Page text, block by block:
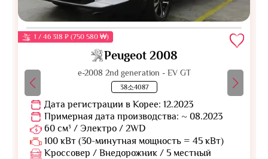
1 / 46 318 ₽ (750 580 ₩)
Peugeot 2008
e-2008 2nd generation - EV GT
38소4087
Дата регистрации в Корее: 12.2023
Примерная дата производства: ~ 08.2023
60 см³ / Электро / 2WD
100 кВт (30-минутная мощность = 45 кВт)
Кроссовер / Внедорожник / 5 местный